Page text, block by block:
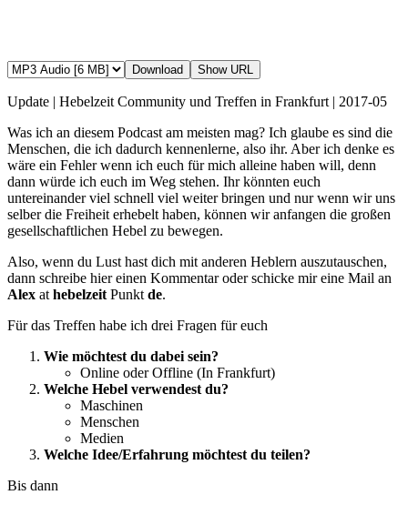
Download Show URL
Update | Hebelzeit Community und Treffen in Frankfurt | 2017-05
Was ich an diesem Podcast am meisten mag? Ich glaube es sind die
Menschen, die ich dadurch kennenlerne, also ihr. Aber ich denke es
wäre ein Fehler wenn ich euch für mich alleine haben will, denn
dann würde ich euch im Weg stehen. Ihr könnten euch
untereinander viel schnell viel weiter bringen und nur wenn wir uns
selber die Freiheit erhebelt haben, können wir anfangen die großen
gesellschaftlichen Hebel zu bewegen.
Also, wenn du Lust hast dich mit anderen Heblern auszutauschen,
dann schreibe hier einen Kommentar oder schicke mir eine Mail an
Alex athebelzeitPunktde.
Für das Treffen habe ich drei Fragen für euch
Wie möchtest du dabei sein?
Online oder Offline (In Frankfurt)
Welche Hebel verwendest du?
Maschinen
Menschen
Medien
Welche Idee/Erfahrung möchtest du teilen?
Bis dann